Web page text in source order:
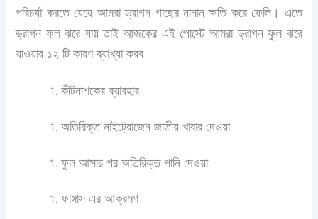
পরিচর্যা করতে যেয়ে আমরা ড্রাগন গাছের নানান ক্ষতি করে ফেলি। এতে
ড্রাগন ফল ঝরে যায় তাই আজকের এই পোস্টে আমরা ড্রাগন ফুল ঝরে
যাওয়ার ১২ টি কারণ ব্যাখ্যা করব
কীটনাশকের ব্যাবহার
অতিরিক্ত নাইট্রোজেন জাতীয় খাবার দেওয়া
ফুল আসার পর অতিরিক্ত পানি দেওয়া
ফাঙ্গাস এর আক্রমণ